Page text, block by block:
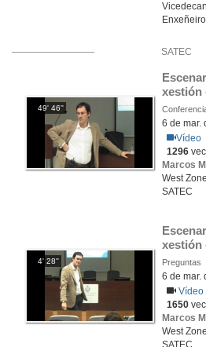
SATEC
49' 46''
xestión
6 de mar.
Vídeo
1296
Marcos
West
SATEC
4' 28''
xestión
Preguntas
6 de mar.
Vídeo
1650
Marcos
West
SATEC